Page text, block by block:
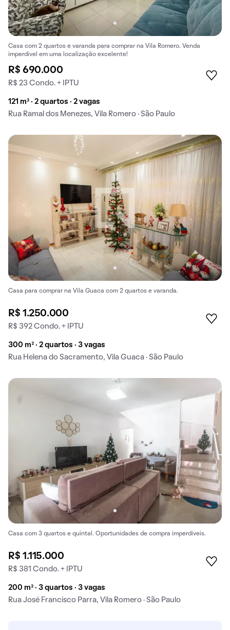
Casa com 2 quartos e varanda para comprar na Vila Romero. Venda
imperdível em uma localização excelente!
R$ 690.000
R$ 23 Condo. + IPTU
121 m² · 2 quartos · 2 vagas
Rua Ramal dos Menezes, Vila Romero · São Paulo
Casa para comprar na Vila Guaca com 2 quartos e varanda.
R$ 1.250.000
R$ 392 Condo. + IPTU
300 m² · 2 quartos · 3 vagas
Rua Helena do Sacramento, Vila Guaca · São Paulo
Casa com 3 quartos e quintal. Oportunidades de compra imperdíveis.
R$ 1.115.000
R$ 381 Condo. + IPTU
200 m² · 3 quartos · 3 vagas
Rua José Francisco Parra, Vila Romero · São Paulo